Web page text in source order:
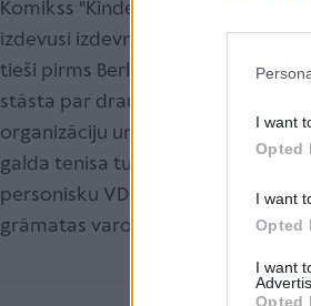
I want
Opted
I want
Opted
I want
Opted
Komikss "Kinderlande", ko no
izdevusi izdevniecība “Liels un
tieši pirms Berlīnes mūra krišanas.
stāsta par draudzību, drosmi un
organizāciju un baznīcu, slepus
galda tenisa turnīru tieši Vācijas
personisku VDR pastāvēšanas
grāmatas varoņu vecumā.